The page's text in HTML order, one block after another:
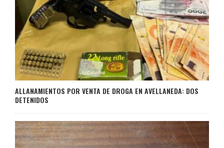
ALLANAMIENTOS POR VENTA DE DROGA EN AVELLANEDA: DOS
DETENIDOS